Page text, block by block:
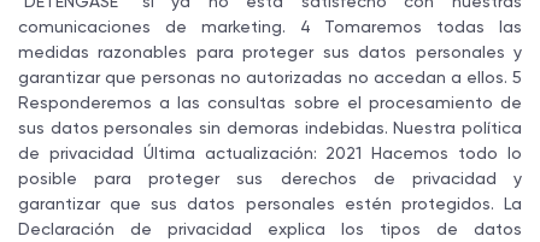
comunicaciones de marketing. 4 Tomaremos todas las
medidas razonables para proteger sus datos personales y
garantizar que personas no autorizadas no accedan a ellos. 5
Responderemos a las consultas sobre el procesamiento de
sus datos personales sin demoras indebidas. Nuestra política
de privacidad Última actualización: 2021 Hacemos todo lo
posible para proteger sus derechos de privacidad y
garantizar que sus datos personales estén protegidos. La
Declaración de privacidad explica los tipos de datos